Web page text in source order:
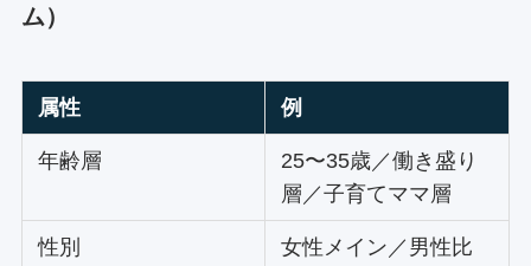
ム）
属性 例
年齢層
25〜35歳／働き盛り
層／子育てママ層
性別
女性メイン／男性比